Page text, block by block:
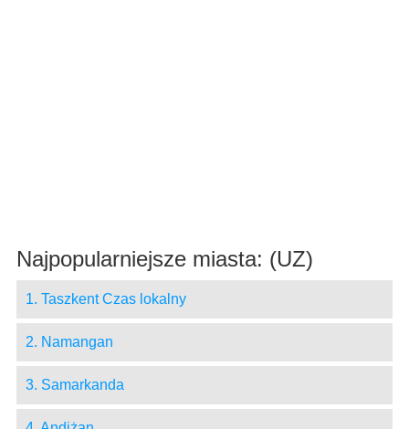
Najpopularniejsze miasta: (UZ)
1. Taszkent Czas lokalny
2. Namangan
3. Samarkanda